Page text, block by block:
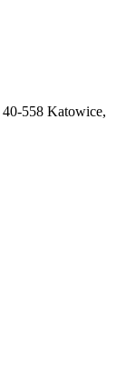
40-558 Katowice,